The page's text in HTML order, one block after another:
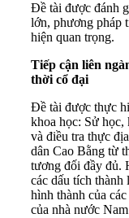
Đề tài được đánh
lớn, phương pháp
hiện quan trọng.
Tiếp cận liên
thời cổ đại
Đề tài được thực
khoa học: Sử học,
và điều tra thực
dân Cao Bằng từ
tương đối đầy đủ.
các dấu tích
hình thành của
của nhà nước